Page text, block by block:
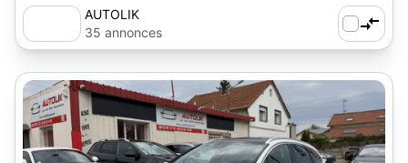
AUTOLIK
35 annonces